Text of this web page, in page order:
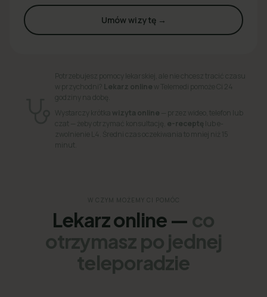
Umów wizytę →
Potrzebujesz pomocy lekarskiej, ale nie chcesz tracić czasu
w przychodni? Lekarz online w Telemedi pomoże Ci 24
godziny na dobę.
Wystarczy krótka wizyta online — przez wideo, telefon lub
czat — żeby otrzymać konsultację, e-receptę lub e-
zwolnienie L4. Średni czas oczekiwania to mniej niż 15
minut.
W CZYM MOŻEMY CI POMÓC
Lekarz online — co
otrzymasz po jednej
teleporadzie